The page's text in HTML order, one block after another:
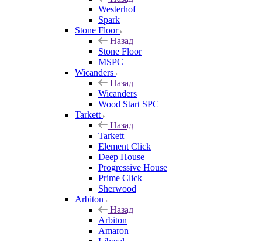
Westerhof
Spark
Stone Floor
Назад
Stone Floor
MSPC
Wicanders
Назад
Wicanders
Wood Start SPC
Tarkett
Назад
Tarkett
Element Click
Deep House
Progressive House
Prime Click
Sherwood
Arbiton
Назад
Arbiton
Amaron